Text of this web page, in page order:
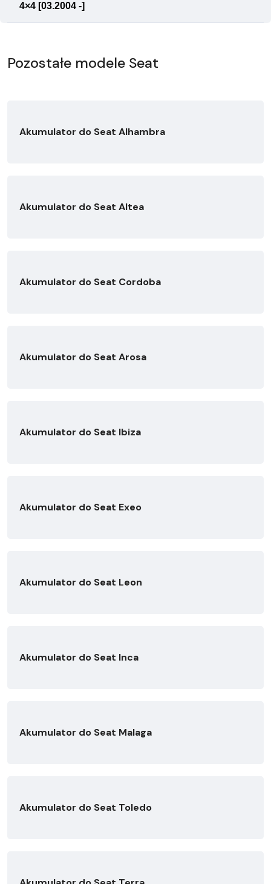
4×4 [03.2004 -]
Pozostałe modele Seat
Akumulator do Seat Alhambra
Akumulator do Seat Altea
Akumulator do Seat Cordoba
Akumulator do Seat Arosa
Akumulator do Seat Ibiza
Akumulator do Seat Exeo
Akumulator do Seat Leon
Akumulator do Seat Inca
Akumulator do Seat Malaga
Akumulator do Seat Toledo